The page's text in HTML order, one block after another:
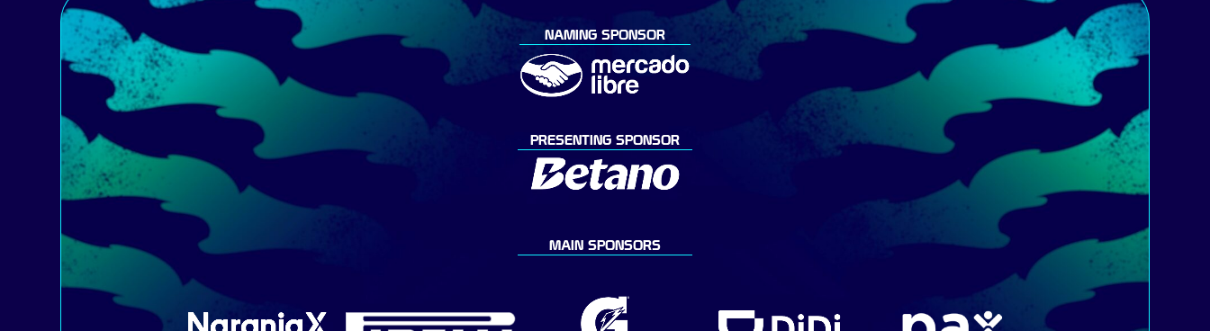
NAMING SPONSOR
PRESENTING SPONSOR
MAIN SPONSORS